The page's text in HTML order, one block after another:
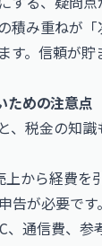
積み重ねが
す。信頼が
ための注意点
、税金の知識
から経費を
告が必要です。
、通信費、参